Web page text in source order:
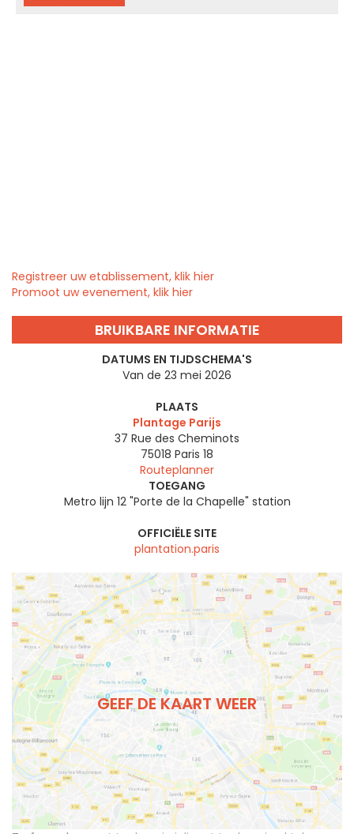
Registreer uw etablissement, klik hier
Promoot uw evenement, klik hier
BRUIKBARE INFORMATIE
DATUMS EN TIJDSCHEMA'S
Van de 23 mei 2026
PLAATS
Plantage Parijs
37 Rue des Cheminots
75018 Paris 18
Routeplanner
TOEGANG
Metro lijn 12 "Porte de la Chapelle" station
OFFICIËLE SITE
plantation.paris
GEEF DE KAART WEER